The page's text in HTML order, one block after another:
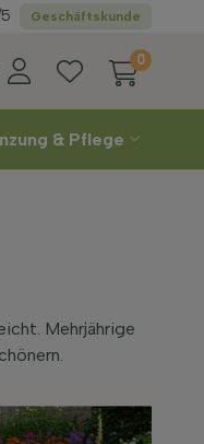
Direktaus der Gärtnerei
Geschäftskunde
0
& Pflege
Mehrjährige